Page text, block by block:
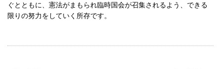
ぐとともに、憲法がまもられ臨時国会が召集されるよう、できる
限りの努力をしていく所存です。